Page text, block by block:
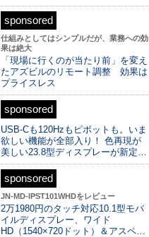
sponsored
仕組みとしてはシンプルだが、業務への効
果は絶大
「現場に行くのが当たり前」を変え
たアズビルのリモート調整 効果は
プライスレス
sponsored
USB-Cも120Hzもピボットも。いま
欲しい機能が全部入り！ 色再現が
美しい23.8型ディスプレーが新定…
sponsored
JN-MD-IPST101WHDをレビュー
2万1980円のタッチ対応10.1型モバ
イルディスプレー、ワイド
HD（1540×720ドット）＆アスペ…